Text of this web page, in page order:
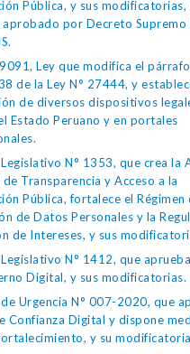
Pública, y sus modificatorias,
aprobado por Decreto Supremo
Ley que modifica el
de la Ley N° 27444, y
de diversos dispositivos
Estado Peruano y en portales
N° 1353, que crea la
Transparencia y Acceso a la
Pública, fortalece el Régimen
de Datos Personales y la
de Intereses, y sus
N° 1412, que
Digital, y sus modificatorias.
Urgencia N° 007-2020, que
Confianza Digital y dispone
y su